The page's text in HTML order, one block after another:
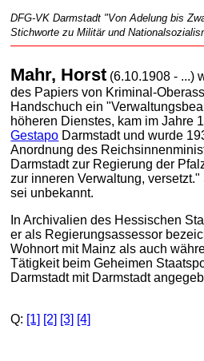
DFG-VK Darmstadt "Von Adelung bis
Stichworte zu Militär und
Mahr, Horst (6.10.1908 - ...)
des Papiers von Kriminal-
Handschuch ein
höheren Dienstes, kam im Jahre
Gestapo Darmstadt und wurde
Anordnung des
Darmstadt zur Regierung der
zur inneren Verwaltung,
sei unbekannt.
In Archivalien des Hessischen
er als Regierungsassessor
Wohnort mit Mainz als auch
Tätigkeit beim Geheimen
Darmstadt mit Darmstadt
Q: [1] [2] [3] [4]